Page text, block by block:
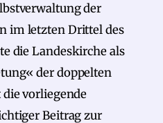
der
im letzten Drittel des
die Landeskirche als
der doppelten
vorliegende
Beitrag zur